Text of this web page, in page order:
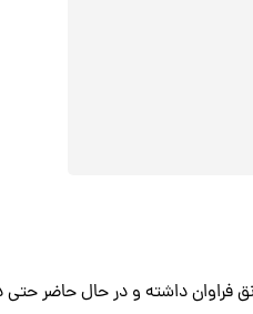
داشته و در حال حاضر حتی